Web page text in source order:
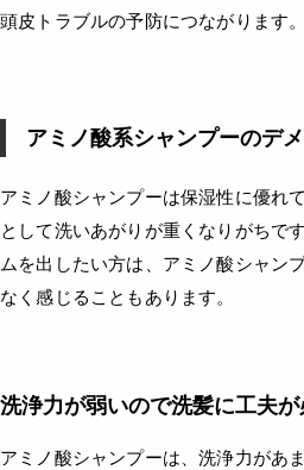
頭皮トラブルの予防につながります。
アミノ酸系シャンプーのデ
アミノ酸シャンプーは保湿性に優れ
として洗いあがりが重くなりがちで
ムを出したい方は、アミノ酸シャン
なく感じることもあります。
洗浄力が弱いので洗髪に工夫が
アミノ酸シャンプーは、洗浄力があ